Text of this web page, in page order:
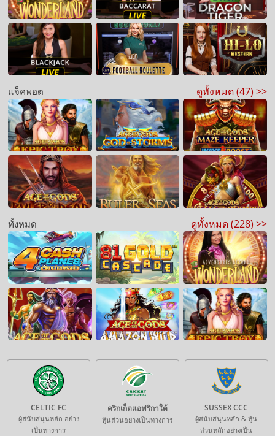
แจ็คพอต ดูทั้งหมด (47) >>
ทั้งหมด ดูทั้งหมด (228) >>
CELTIC FC
ผู้สนับสนุนหลัก อย่าง
เป็นทางการ
คริกเก็ตแอฟริกาใต้
หุ้นส่วนอย่างเป็นทางการ
SUSSEX CCC
ผู้สนับสนุนหลัก & หุ้น
ส่วนหลักอย่างเป็น